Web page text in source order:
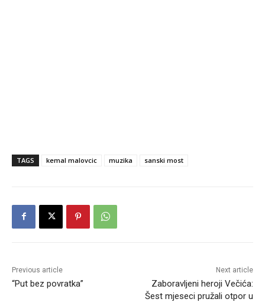
TAGS kemal malovcic muzika sanski most
Previous article
“Put bez povratka”
Next article
Zaboravljeni heroji Večića:
Šest mjeseci pružali otpor u